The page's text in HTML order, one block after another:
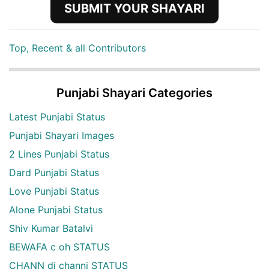
SUBMIT YOUR SHAYARI
Top, Recent & all Contributors
Punjabi Shayari Categories
Latest Punjabi Status
Punjabi Shayari Images
2 Lines Punjabi Status
Dard Punjabi Status
Love Punjabi Status
Alone Punjabi Status
Shiv Kumar Batalvi
BEWAFA c oh STATUS
CHANN di channi STATUS